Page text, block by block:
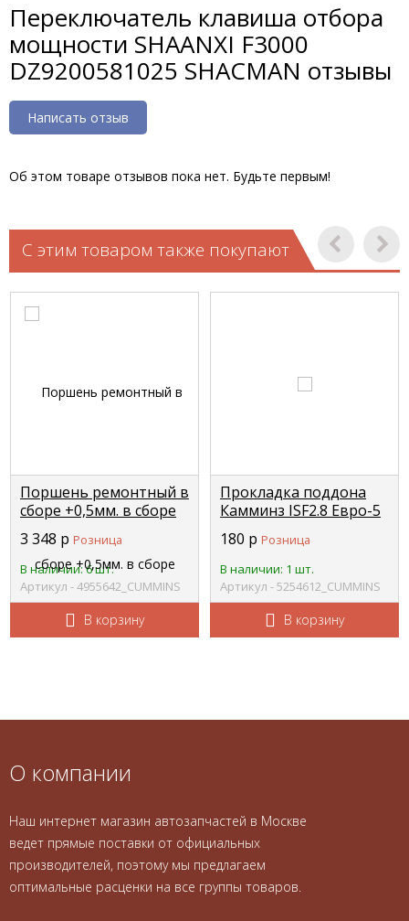
Переключатель клавиша отбора
мощности SHAANXI F3000
DZ9200581025 SHACMAN отзывы
Написать отзыв
Об этом товаре отзывов пока нет. Будьте первым!
С этим товаром также покупают
Поршень ремонтный в
сборе +0,5мм. в сборе
(поршень, палец,
кольца) 4955641 ISBe
CUMMINS 4955642
3 348 р Розница
В наличии: 6 шт.
Артикул - 4955642_CUMMINS
В корзину
Прокладка поддона
Камминз ISF2.8 Евро-5
(2 масл.канала) (C+)
CUMMINS 5254612
180 р Розница
В наличии: 1 шт.
Артикул - 5254612_CUMMINS
В корзину
О компании
Наш интернет магазин автозапчастей в Москве
ведет прямые поставки от официальных
производителей, поэтому мы предлагаем
оптимальные расценки на все группы товаров.